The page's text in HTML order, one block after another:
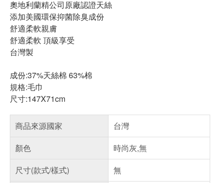
奧地利蘭精公司原廠認證天絲
添加美國環保抑菌除臭成份
舒適柔軟親膚
舒適柔軟 頂級享受
台灣製
成份:37%天絲棉 63%棉
規格:毛巾
尺寸:147X71cm
商品來源國家
台灣
顏色
時尚灰,無
尺寸(款式/樣式)
無